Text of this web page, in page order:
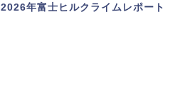
2026年富士ヒルクライムレポート